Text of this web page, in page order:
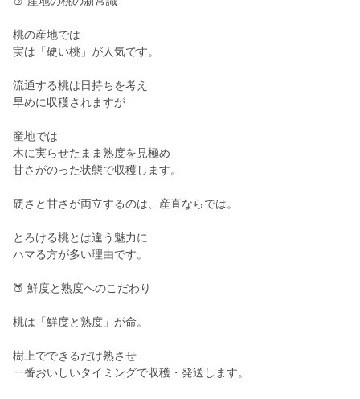
桃の産地では
実は「硬い桃」が人気です。
流通する桃は日持ちを考え
早めに収穫されますが
産地では
木に実らせたまま熟度を見極め
甘さがのった状態で収穫します。
硬さと甘さが両立するのは、産直ならでは。
とろける桃とは違う魅力に
ハマる方が多い理由です。
🍑 鮮度と熟度へのこだわり
桃は「鮮度と熟度」が命。
樹上でできるだけ熟させ
一番おいしいタイミングで収穫・発送します。